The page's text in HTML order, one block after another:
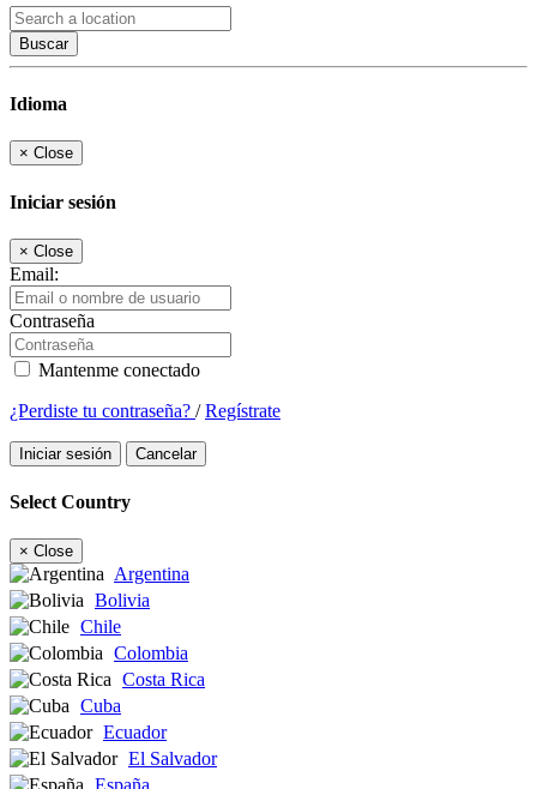
Buscar
Idioma
× Close
Iniciar sesión
× Close
Email:
Contraseña
Mantenme conectado
¿Perdiste tu contraseña? /Regístrate
Iniciar sesión Cancelar
Select Country
× Close
Argentina
Bolivia
Chile
Colombia
Costa Rica
Cuba
Ecuador
El Salvador